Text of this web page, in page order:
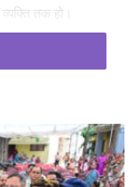
तक हो।
ने मुख्यमंत्री को
किफायती, मजबूत और
पांच गुना कम लागत